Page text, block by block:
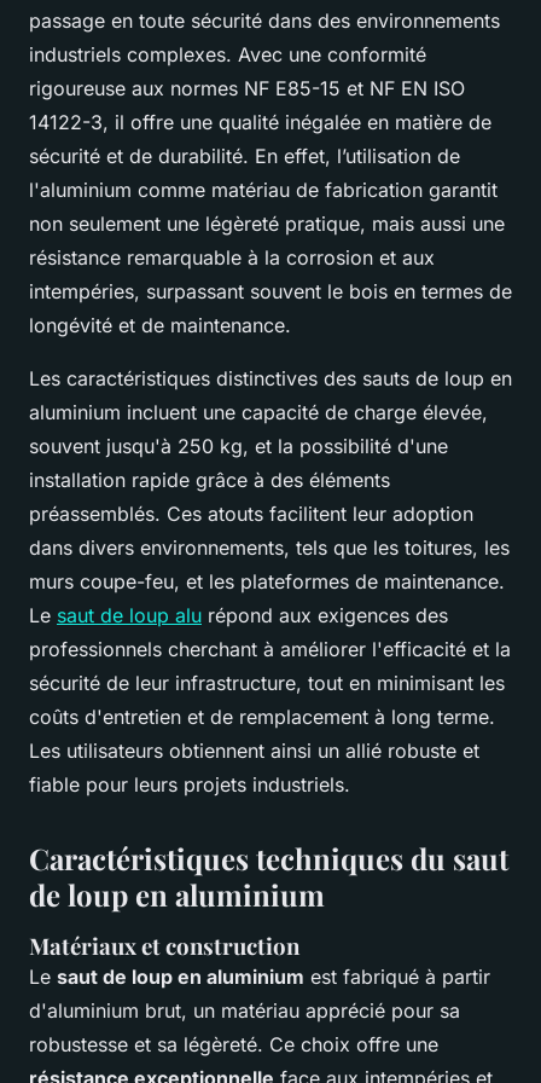
passage en toute sécurité dans des environnements
industriels complexes. Avec une conformité
rigoureuse aux normes NF E85-15 et NF EN ISO
14122-3, il offre une qualité inégalée en matière de
sécurité et de durabilité. En effet, l’utilisation de
l'aluminium comme matériau de fabrication garantit
non seulement une légèreté pratique, mais aussi une
résistance remarquable à la corrosion et aux
intempéries, surpassant souvent le bois en termes de
longévité et de maintenance.
Les caractéristiques distinctives des sauts de loup en
aluminium incluent une capacité de charge élevée,
souvent jusqu'à 250 kg, et la possibilité d'une
installation rapide grâce à des éléments
préassemblés. Ces atouts facilitent leur adoption
dans divers environnements, tels que les toitures, les
murs coupe-feu, et les plateformes de maintenance.
Le saut de loup alu répond aux exigences des
professionnels cherchant à améliorer l'efficacité et la
sécurité de leur infrastructure, tout en minimisant les
coûts d'entretien et de remplacement à long terme.
Les utilisateurs obtiennent ainsi un allié robuste et
fiable pour leurs projets industriels.
Caractéristiques techniques du saut
de loup en aluminium
Matériaux et construction
Le saut de loup en aluminium est fabriqué à partir
d'aluminium brut, un matériau apprécié pour sa
robustesse et sa légèreté. Ce choix offre une
résistance exceptionnelle face aux intempéries et